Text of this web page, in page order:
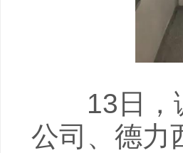
13日，调
公司、德力